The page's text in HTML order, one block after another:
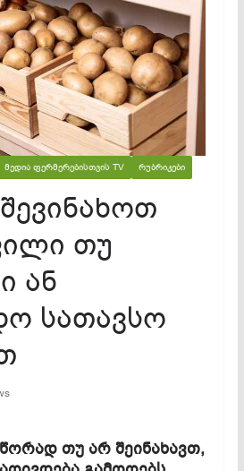
ᲛᲔᲓᲘᲐ ᲤᲔᲠᲛᲔᲠᲔᲑᲘᲡᲗᲕᲘᲡ TV ᲠᲣᲑᲠᲘᲙᲔᲑᲘ
თუ
ან
სათავსო
თუ არ შეინახავთ,